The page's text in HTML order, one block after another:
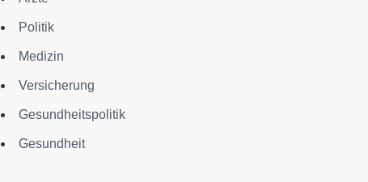
Politik
Medizin
Versicherung
Gesundheitspolitik
Gesundheit